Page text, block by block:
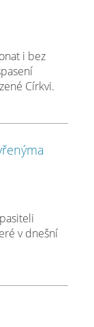
i bez
Církvi.
v dnešní